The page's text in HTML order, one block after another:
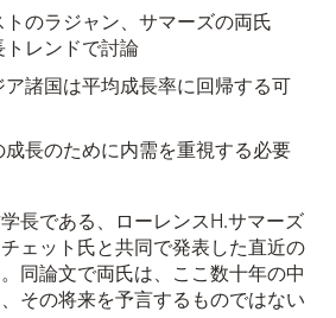
のラジャン、サマーズの両氏
レンドで討論
諸国は平均成長率に回帰する可
長のために内需を重視する必要
長である、ローレンスH.サマーズ
ェット氏と共同で発表した直近の
同論文で両氏は、ここ数十年の中
その将来を予言するものではない